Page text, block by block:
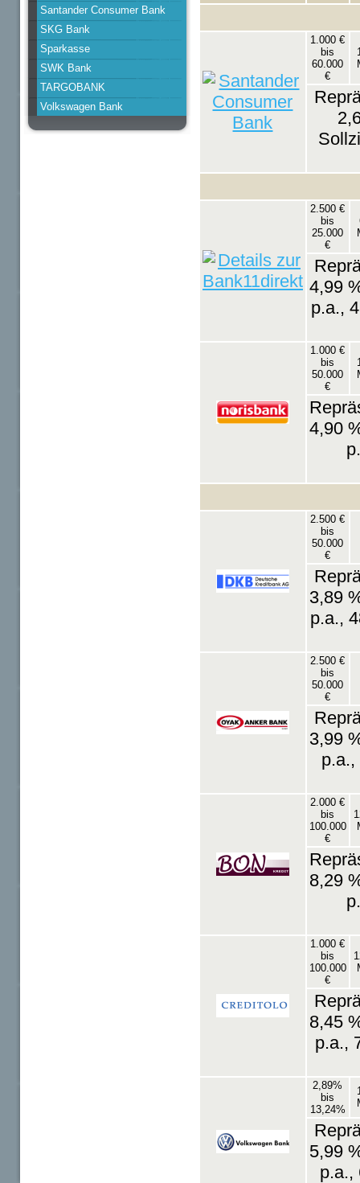
Santander Consumer Bank
SKG Bank
Sparkasse
SWK Bank
TARGOBANK
Volkswagen Bank
1.000 €
bis
60.000
€
2.500 €
bis
25.000
€
4,99
p.a.,
1.000 €
bis
50.000
€
4,90
2.500 €
bis
50.000
€
3,89
p.a.,
2.500 €
bis
50.000
€
3,99
p.a.,
2.000 €
bis
100.000
€
8,29
1.000 €
bis
100.000
€
8,45
p.a.,
2,89%
bis
13,24%
5,99
p.a.,